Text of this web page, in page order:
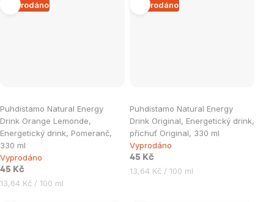
Vyprodáno
Puhdistamo Natural Energy
Drink Orange Lemonde,
Energetický drink, Pomeranč,
330 ml
Vyprodáno
45 Kč
Měrná
13,64 Kč / 100 ml
Vyprodáno
Puhdistamo Natural Energy
Drink Original, Energetický drink,
příchuť Original, 330 ml
Vyprodáno
45 Kč
Měrná
13,64 Kč / 100 ml